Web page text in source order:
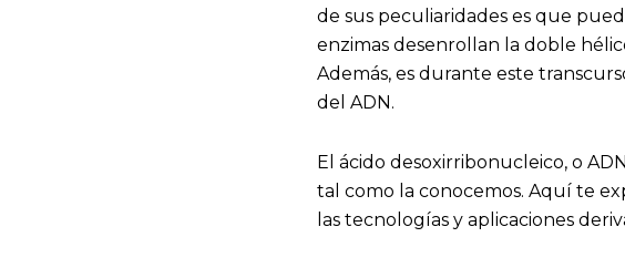
de sus peculiaridades es que
enzimas desenrollan la doble
Además, es durante este
del ADN.
El ácido desoxirribonucleico, o
tal como la conocemos. Aquí te
las tecnologías y aplicaciones